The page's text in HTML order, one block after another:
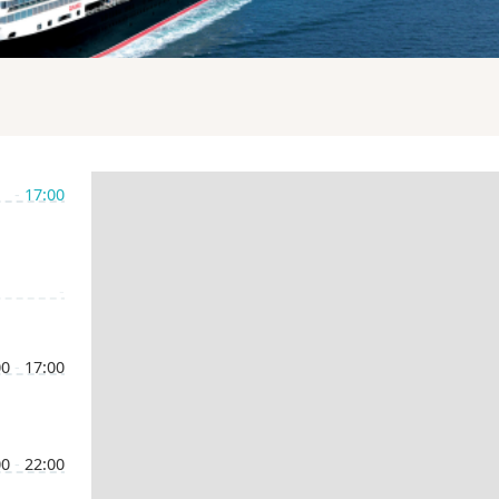
- 17:00
- 17:00
- 22:00